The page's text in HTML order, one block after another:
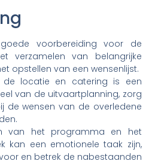
voorbereiding voor de
verzamelen van belangrijke
opstellen van een wensenlijst.
de locatie en catering is een
van de uitvaartplanning, zorg
de wensen van de overledene
van het programma en het
kan een emotionele taak zijn,
en betrek de nabestaanden